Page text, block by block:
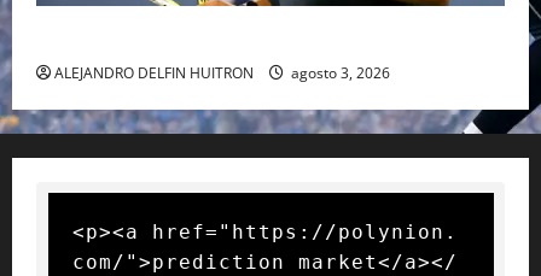
ALEJANDRO DELFIN HUITRON agosto 3, 2026
<p><a href="https://polynion.
com/">prediction market</a></